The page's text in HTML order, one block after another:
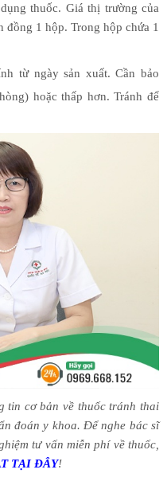
thuốc. Giá thị trường của
1 hộp. Trong hộp chứa 1
từ ngày sản xuất. Cần bảo
hoặc thấp hơn. Tránh để
tin cơ bản về thuốc tránh thai
đoán y khoa. Để nghe bác sĩ
tư vấn miễn phí về thuốc,
TẠI ĐÂY!